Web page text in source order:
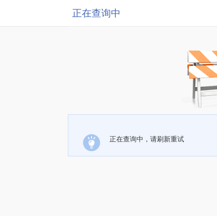
正在查询中
正在查询中，请刷新重试